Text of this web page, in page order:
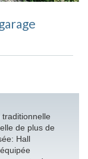
de plus de
Hall